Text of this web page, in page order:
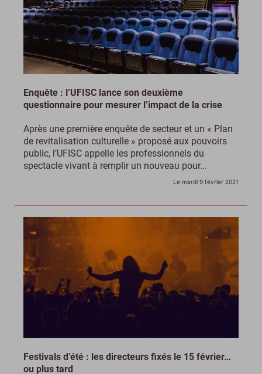
Enquête : l’UFISC lance son deuxième
questionnaire pour mesurer l’impact de la crise
Après une première enquête de secteur et un « Plan
de revitalisation culturelle » proposé aux pouvoirs
public, l’UFISC appelle les professionnels du
spectacle vivant à remplir un nouveau pour...
Le mardi 9 février 2021
Festivals d’été : les directeurs fixés le 15 février…
ou plus tard